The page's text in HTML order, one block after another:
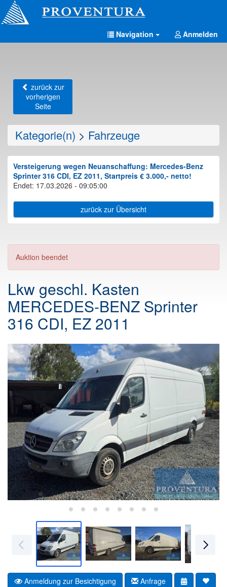
Navigation Anmelden
zurück zur
vorherigen
Seite
Kategorie(n) > Fahrzeuge
Versteigerung wegen Neuanschaffung: Mercedes-Benz
Sprinter 316 CDI, EZ 2011, Startpreis € 3.000,- netto!
Endet: 17.03.2026 - 09:05:00
zurück zur Übersicht
Auktion beendet
Lkw geschl. Kasten
MERCEDES-BENZ Sprinter
316 CDI, EZ 2011
Anmeldung zur Besichtigung Anfrage